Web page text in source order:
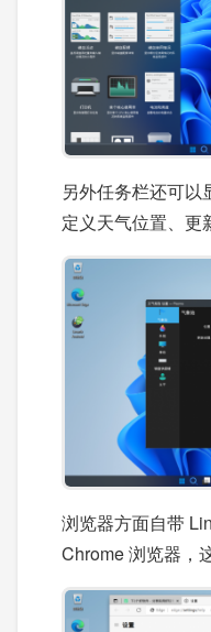
另外任务栏还可以
定义天气位置、更
浏览器方面自带
Chrome 浏览器，